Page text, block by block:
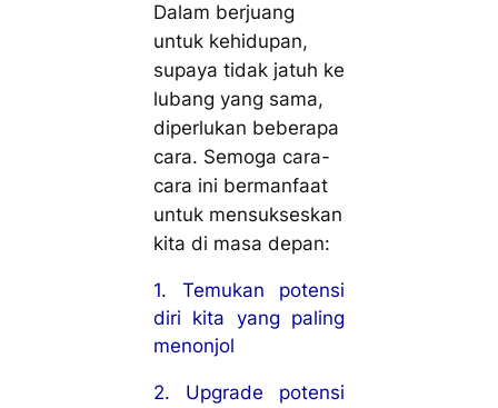
Dalam berjuang
untuk kehidupan,
supaya tidak jatuh ke
lubang yang sama,
diperlukan beberapa
cara. Semoga cara-
cara ini bermanfaat
untuk mensukseskan
kita di masa depan:
1. Temukan potensi
diri kita yang paling
menonjol
2. Upgrade potensi